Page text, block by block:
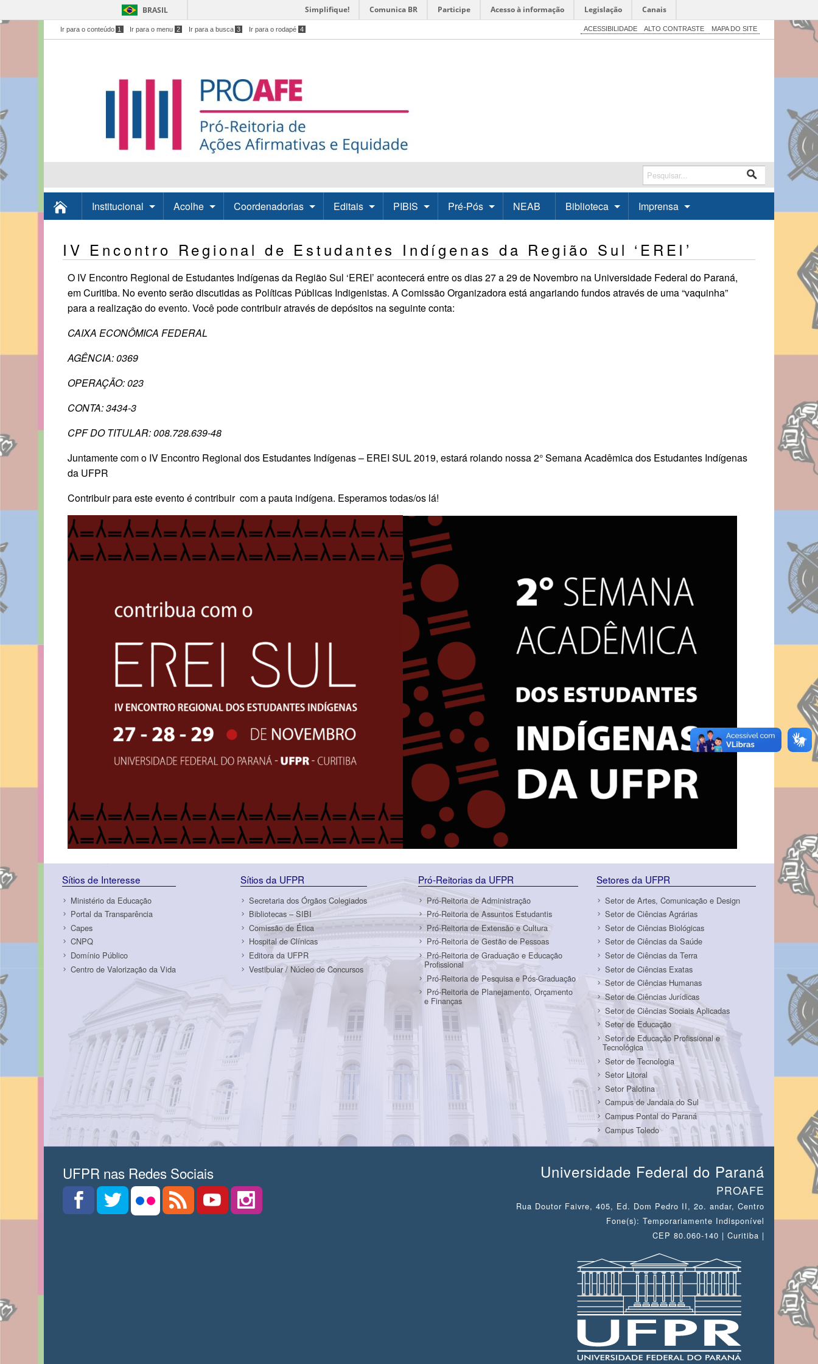
BRASIL Simplifique! Comunica BR Participe Acesso à informação Legislação Canais
Ir para o conteúdo 1 Ir para o menu 2 Ir para a busca 3 Ir para o rodapé 4 ACESSIBILIDADE ALTO CONTRASTE MAPA DO SITE
Institucional Acolhe Coordenadorias Editais PIBIS Pré-Pós NEAB Biblioteca Imprensa
IV Encontro Regional de Estudantes Indígenas da Região Sul ‘EREI’
O IV Encontro Regional de Estudantes Indígenas da Região Sul ‘EREI’ acontecerá entre os dias 27 a 29 de Novembro na Universidade Federal do Paraná,
em Curitiba. No evento serão discutidasas Políticas Públicas Indigenistas. A Comissão Organizadora está angariando fundos através de uma “vaquinha”
para a realização do evento. Você pode contribuir através de depósitos na seguinte conta:
CAIXA ECONÔMICA FEDERAL
AGÊNCIA: 0369
OPERAÇÃO: 023
CONTA: 3434-3
CPF DO TITULAR: 008.728.639-48
Juntamente com o IV Encontro Regional dos Estudantes Indígenas – EREI SUL 2019, estará rolando nossa 2° Semana Acadêmica dos Estudantes Indígenas
da UFPR
Contribuir para este evento é contribuir com a pauta indígena. Esperamos todas/os lá!
Sítios de Interesse
Ministério da Educação
Portal da Transparência
Capes
CNPQ
Domínio Público
Centro de Valorização da Vida
Sítios da UFPR
Secretaria dos Órgãos Colegiados
Bibliotecas – SIBI
Comissão de Ética
Hospital de Clínicas
Editora da UFPR
Vestibular / Núcleo de Concursos
Pró-Reitorias da UFPR
Pró-Reitoria de Administração
Pró-Reitoria de Assuntos Estudantis
Pró-Reitoria de Extensão e Cultura
Pró-Reitoria de Gestão de Pessoas
Pró-Reitoria de Graduação e Educação
Profissional
Pró-Reitoria de Pesquisa e Pós-Graduação
Pró-Reitoria de Planejamento, Orçamento
e Finanças
Setores da UFPR
Setor de Artes, Comunicação e Design
Setor de Ciências Agrárias
Setor de Ciências Biológicas
Setor de Ciências da Saúde
Setor de Ciências da Terra
Setor de Ciências Exatas
Setor de Ciências Humanas
Setor de Ciências Jurídicas
Setor de Ciências Sociais Aplicadas
Setor de Educação
Setor de Educação Profissional e
Tecnológica
Setor de Tecnologia
Setor Litoral
Setor Palotina
Campus de Jandaia do Sul
Campus Pontal do Paraná
Campus Toledo
UFPR nas Redes Sociais Universidade Federal do Paraná
PROAFE
Rua Doutor Faivre, 405, Ed. Dom Pedro II, 2o. andar, Centro
Fone(s): Temporariamente Indisponível
CEP 80.060-140 | Curitiba |